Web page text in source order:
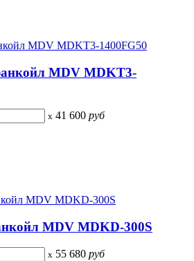
MDV MDKT3-
x 41 600 руб
MDV MDKD-300S
x 55 680 руб